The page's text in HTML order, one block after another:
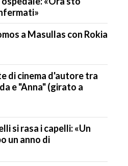
a Masullas con Rokia
di cinema d'autore tra
e "Anna" (girato a
si rasa i capelli: «Un
un anno di